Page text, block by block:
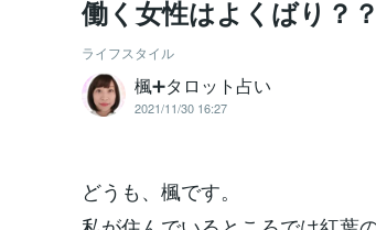
働く女性はよくばり？？
ライフスタイル
楓➕タロット占い
2021/11/30 16:27
どうも、楓です。